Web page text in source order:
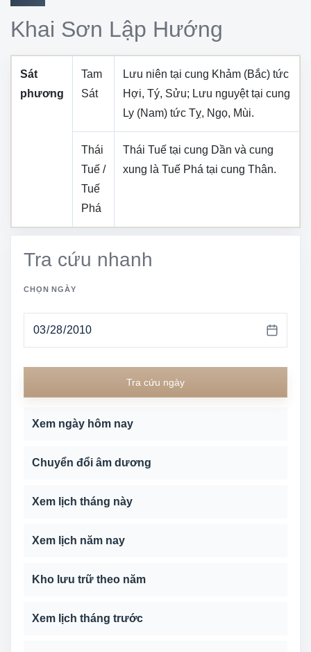
Khai Sơn Lập Hướng
Sát
phương
Tam
Sát
Lưu niên tại cung Khảm (Bắc) tức
Hợi, Tý, Sửu; Lưu nguyệt tại cung
Ly (Nam) tức Tỵ, Ngọ, Mùi.
Thái
Tuế /
Tuế
Phá
Thái Tuế tại cung Dần và cung
xung là Tuế Phá tại cung Thân.
Tra cứu nhanh
CHỌN NGÀY
Tra cứu ngày
Xem ngày hôm nay
Chuyển đổi âm dương
Xem lịch tháng này
Xem lịch năm nay
Kho lưu trữ theo năm
Xem lịch tháng trước